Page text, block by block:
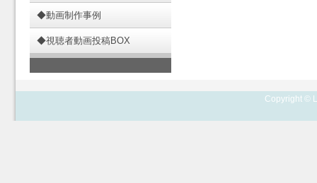
◆動画制作事例
◆視聴者動画投稿BOX
Copyright ©